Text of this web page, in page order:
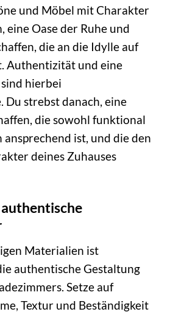
und Möbel mit Charakter
eine Oase der Ruhe und
die an die Idylle auf
Authentizität und eine
hierbei
Du strebst danach, eine
die sowohl funktional
ansprechend ist, und die den
deines Zuhauses
Materialien ist
authentische Gestaltung
Setze auf
Textur und Beständigkeit